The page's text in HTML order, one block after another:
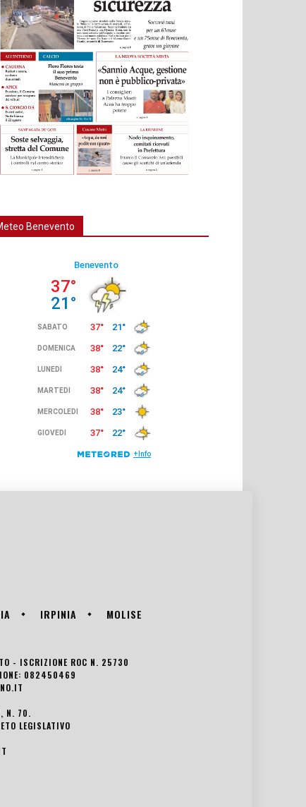
Benevento
IRPINIA MOLISE
- ISCRIZIONE ROC N. 25730
082450469
N. 70.
LEGISLATIVO